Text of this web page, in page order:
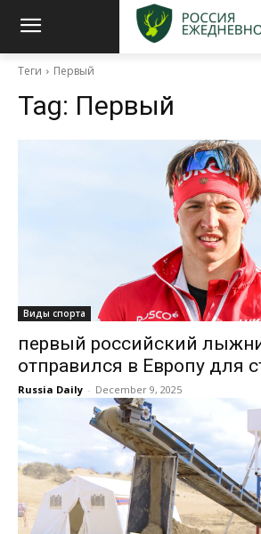
Теги Первый
Tag: Первый
Виды спорта
первый российский
отправился в Европу для
Russia Daily - December 9, 2025